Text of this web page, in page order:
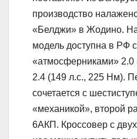
производство
«Белджи» в Жодино.
модель доступна в РФ
«атмосферниками» 2.0
2.4 (149 л.с., 225 Нм).
сочетается с
«механикой», второй
6АКП. Кроссовер с